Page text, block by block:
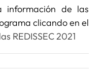
información de las
clicando en el
REDISSEC 2021